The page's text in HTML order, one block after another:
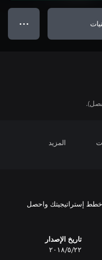
● ● ●
المزيد
خطط إستراتيجيتك واحصل
تاريخ الإصدار
٢٢‏/٥‏/٢٠١٨